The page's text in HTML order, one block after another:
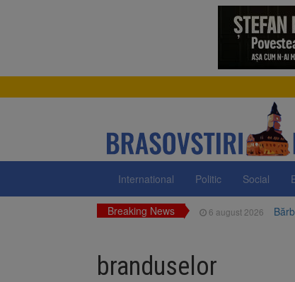
International Politic Social
Breaking News 6 august 2026
6 august 2026
branduselor